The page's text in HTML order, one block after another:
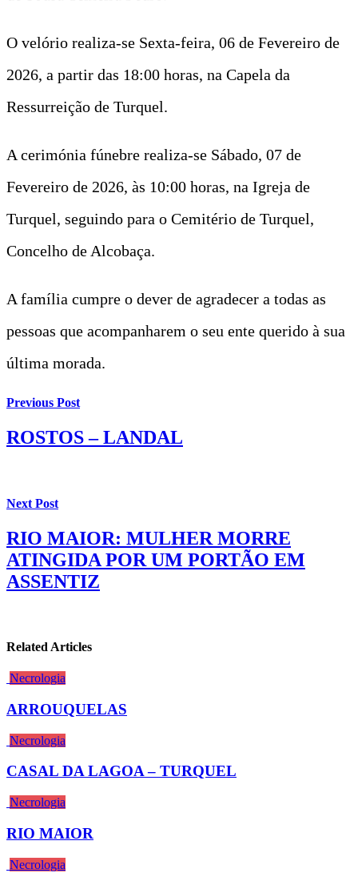
O velório realiza-se Sexta-feira, 06 de Fevereiro de
2026, a partir das 18:00 horas, na Capela da
Ressurreição de Turquel.
A cerimónia fúnebre realiza-se Sábado, 07 de
Fevereiro de 2026, às 10:00 horas, na Igreja de
Turquel, seguindo para o Cemitério de Turquel,
Concelho de Alcobaça.
A família cumpre o dever de agradecer a todas as
pessoas que acompanharem o seu ente querido à sua
última morada.
Previous Post
ROSTOS – LANDAL
Next Post
RIO MAIOR: MULHER MORRE
ATINGIDA POR UM PORTÃO EM
ASSENTIZ
Related Articles
Necrologia
ARROUQUELAS
Necrologia
CASAL DA LAGOA – TURQUEL
Necrologia
RIO MAIOR
Necrologia